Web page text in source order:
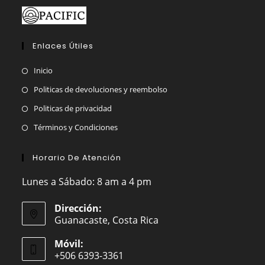
Enlaces Útiles
Inicio
Politicas de devoluciones y reembolso
Politicas de privacidad
Términos y Condiciones
Horario De Atención
Lunes a Sábado: 8 am a 4 pm
Dirección:
Guanacaste, Costa Rica
Móvil:
+506 6393-3361